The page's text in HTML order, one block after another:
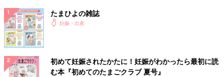
たまひよの雑誌
妊娠・出産
初めて妊娠されたかたに！妊娠がわかったら最初に読
む本『初めてのたまごクラブ 夏号』